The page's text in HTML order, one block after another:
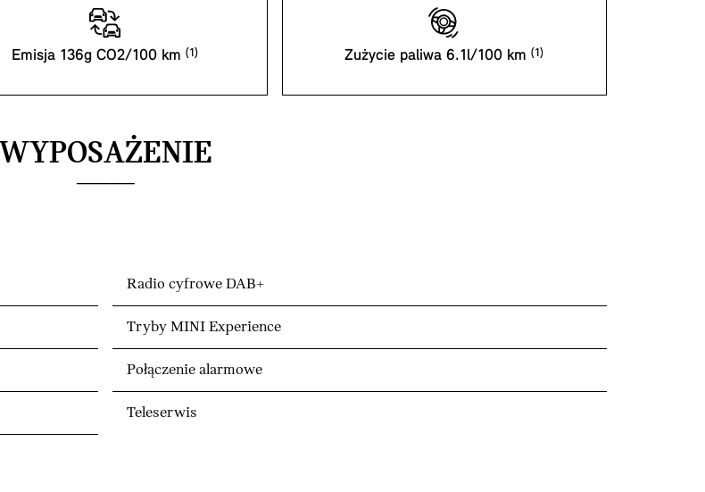
Emisja 136g CO2/100 km Zużycie paliwa 6.1l/100 km
WYPOSAŻENIE
Radio cyfrowe DAB+
Tryby MINI Experience
Połączenie alarmowe
Teleserwis